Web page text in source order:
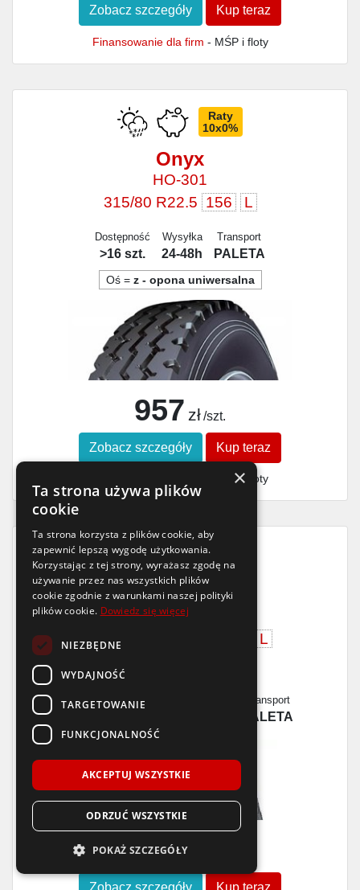
Zobacz szczegóły Kup teraz
Finansowanie dla firm - MŚP i floty
Raty
10x0%
Onyx
HO-301
315/80 R22.5 156 L
Dostępność
>16 szt.
Wysyłka
24-48h
Transport
PALETA
Oś = z - opona uniwersalna
957 zł /szt.
Zobacz szczegóły Kup teraz
- MŚP i floty
Raty
10x0%
Mirage
MG011
315/80 R22.5
L
Dostępność Wysyłka Transport
PALETA
961
×
Ta strona używa plików
cookie
Ta strona korzysta z plików cookie, aby
zapewnić lepszą wygodę użytkowania.
Korzystając z tej strony, wyrażasz zgodę na
używanie przez nas wszystkich plików
cookie zgodnie z warunkami naszej polityki
plików cookie. Dowiedz się więcej
NIEZBĘDNE
WYDAJNOŚĆ
TARGETOWANIE
FUNKCJONALNOŚĆ
AKCEPTUJ WSZYSTKIE
ODRZUĆ WSZYSTKIE
POKAŻ SZCZEGÓŁY